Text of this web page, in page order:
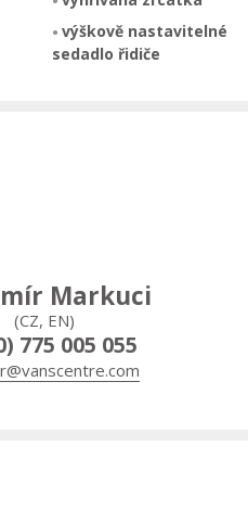
výškově nastavitelné
sedadlo řidiče
Markuci
(CZ, EN)
775 005 055